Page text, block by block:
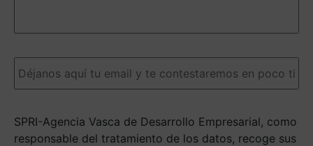
darte
una
ágil.
(Obligatorio)
Email (Obligatorio)
SPRI-Agencia Vasca de Desarrollo Empresarial, como
responsable del tratamiento de los datos, recoge sus